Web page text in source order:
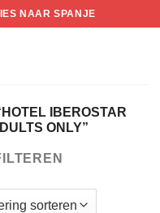
NAAR SPANJE
IBEROSTAR
ONLY”